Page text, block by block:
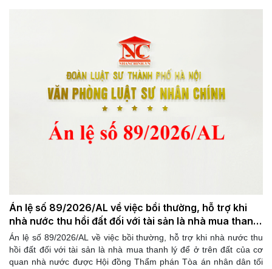
Án lệ số 89/2026/AL về việc bồi thường, hỗ trợ khi
nhà nước thu hồi đất đối với tài sản là nhà mua thanh
lý để ở trên đất của cơ quan nhà nước
Án lệ số 89/2026/AL về việc bồi thường, hỗ trợ khi nhà nước thu
hồi đất đối với tài sản là nhà mua thanh lý để ở trên đất của cơ
quan nhà nước được Hội đồng Thẩm phán Tòa án nhân dân tối